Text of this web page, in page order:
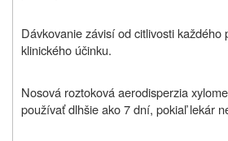
Dávkovanie závisí od citlivosti každého
klinického účinku.
Nosová roztoková aerodisperzia
používať dlhšie ako 7 dní, pokiaľ lekár